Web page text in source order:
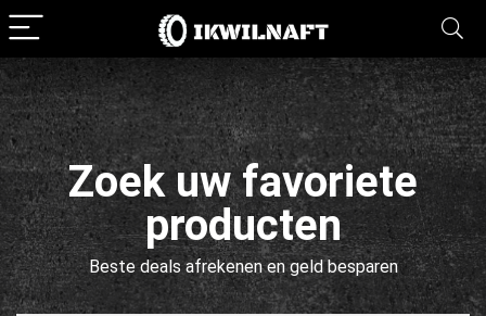
Zoek uw favoriete
producten
Beste deals afrekenen en geld besparen